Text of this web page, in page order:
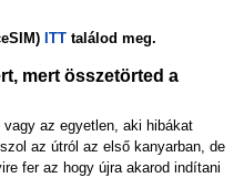
ITTtalálod meg.
mert összetörted a
az egyetlen, aki hibákat
az útról az első kanyarban, de
fer az hogy újra akarod indítani